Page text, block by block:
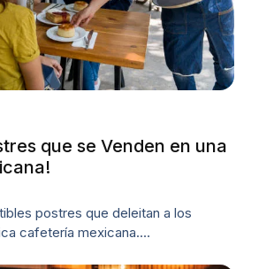
que se Venden en una
postres que deleitan a los
cafetería mexicana.…